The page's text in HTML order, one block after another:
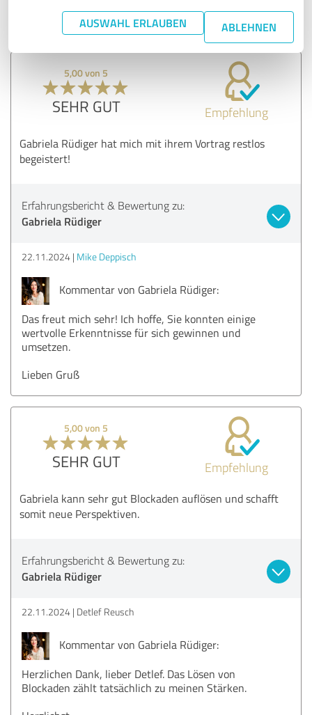
AUSWAHL ERLAUBEN ABLEHNEN
Herzlichen Dank dafür!
5,00 von 5
SEHR GUT Empfehlung
Gabriela Rüdiger hat mich mit ihrem Vortrag restlos
begeistert!
Erfahrungsbericht & Bewertung zu:
Gabriela Rüdiger
22.11.2024 Mike Deppisch
Kommentar von Gabriela Rüdiger:
Das freut mich sehr! Ich hoffe, Sie konnten einige
wertvolle Erkenntnisse für sich gewinnen und
umsetzen.
Lieben Gruß
5,00 von 5
SEHR GUT Empfehlung
Gabriela kann sehr gut Blockaden auflösen und schafft
somit neue Perspektiven.
Erfahrungsbericht & Bewertung zu:
Gabriela Rüdiger
22.11.2024 Detlef Reusch
Kommentar von Gabriela Rüdiger:
Herzlichen Dank, lieber Detlef. Das Lösen von
Blockaden zählt tatsächlich zu meinen Stärken.